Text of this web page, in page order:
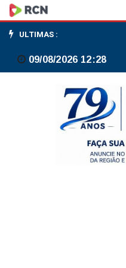
Caso
Henry:
julgamento
suspenso
ULTIMAS :
09/08/2026 12:28